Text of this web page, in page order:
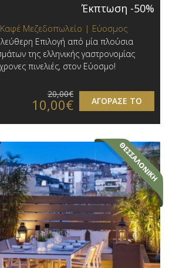
Έκπτωση -50%
Μεζεδοπωλείο | Εύοσμος
Επιλογή από μία πλούσια
της ελληνικής γαστρονομίας
πινελιές, στον Εύοσμο!
ΑΓΟΡΑΣΕ ΤΟ
20,00€
10,00€